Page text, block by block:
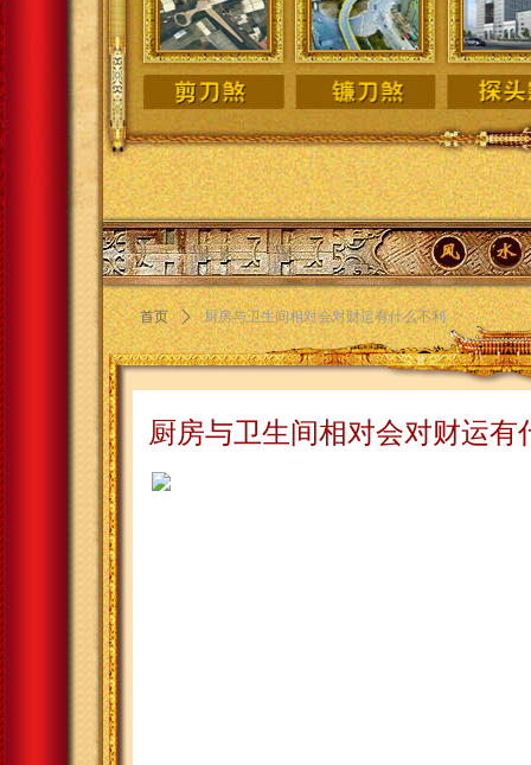
厨房与卫生间相对会对财运有
首页 ꄲ 厨房与卫生间相对会对财运有什么不利